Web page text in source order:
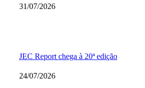
31/07/2026
JEC Report chega à 20ª edição
24/07/2026